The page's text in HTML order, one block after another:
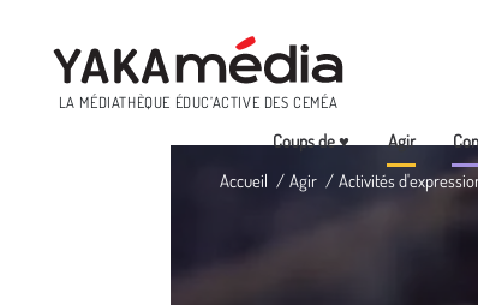
LA MÉDIATHÈQUE ÉDUC’ACTIVE DES CEMÉA
Menu
Coups de ♥ Agir
Accueil Agir Activités